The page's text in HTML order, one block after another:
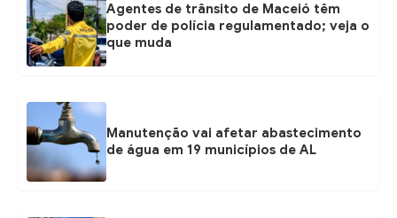
Agentes de trânsito de Maceió têm
poder de polícia regulamentado; veja o
que muda
Manutenção vai afetar abastecimento
de água em 19 municípios de AL